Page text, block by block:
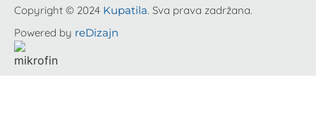
Copyright © 2024 Kupatila. Sva prava zadržana.
Powered by reDizajn